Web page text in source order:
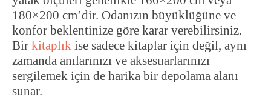
180×200 cm’dir. Odanızın büyüklüğüne ve
konfor beklentinize göre karar verebilirsiniz.
Bir kitaplık ise sadece kitaplar için değil, aynı
zamanda anılarınızı ve aksesuarlarınızı
sergilemek için de harika bir depolama alanı
sunar.